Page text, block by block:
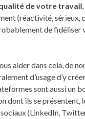
de votre travail
(réactivité, sérieux,
de fidéliser
aider dans cela, de
d’usage d’y
sont aussi un
dont ils se présentent,
(LinkedIn,